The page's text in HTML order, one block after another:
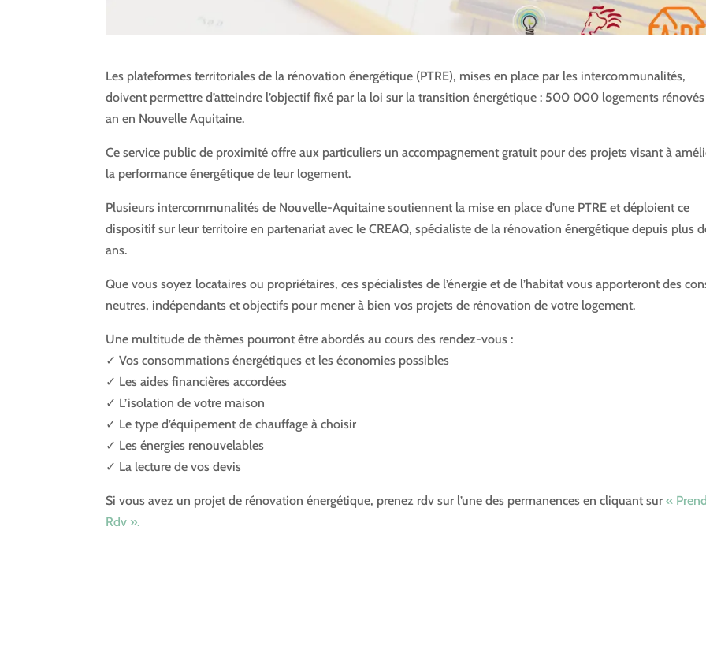
Les plateformes territoriales de la rénovation énergétique (PTRE), mises en place par les intercommunalités,
doivent permettre d’atteindre l’objectif fixé par la loi sur la transition énergétique : 500 000 logements
an en Nouvelle Aquitaine.
Ce service public de proximité offre aux particuliers un accompagnement gratuit pour des projets visant à
la performance énergétique de leur logement.
Plusieurs intercommunalités de Nouvelle-Aquitaine soutiennent la mise en place d’une PTRE et déploient ce
dispositif sur leur territoire en partenariat avec le CREAQ, spécialiste de la rénovation énergétique depuis plus
ans.
Que vous soyez locataires ou propriétaires, ces spécialistes de l’énergie et de l’habitat vous apporteront des
neutres, indépendants et objectifs pour mener à bien vos projets de rénovation de votre logement.
Une multitude de thèmes pourront être abordés au cours des rendez-vous :
✓ Vos consommations énergétiques et les économies possibles
✓ Les aides financières accordées
✓ L’isolation de votre maison
✓ Le type d’équipement de chauffage à choisir
✓ Les énergies renouvelables
✓ La lecture de vos devis
Si vous avez un projet de rénovation énergétique, prenez rdv sur l’une des permanences en cliquant sur«
Rdv ».